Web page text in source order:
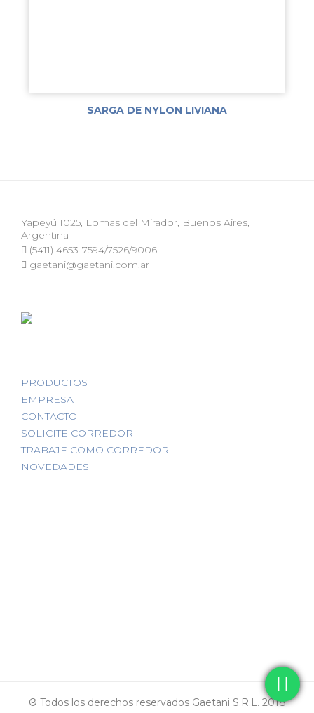
SARGA DE NYLON LIVIANA
Yapeyú 1025, Lomas del Mirador, Buenos Aires,
Argentina
(5411) 4653-7594/7526/9006
gaetani@gaetani.com.ar
PRODUCTOS
EMPRESA
CONTACTO
SOLICITE CORREDOR
TRABAJE COMO CORREDOR
NOVEDADES
® Todos los derechos reservados Gaetani S.R.L. 2018